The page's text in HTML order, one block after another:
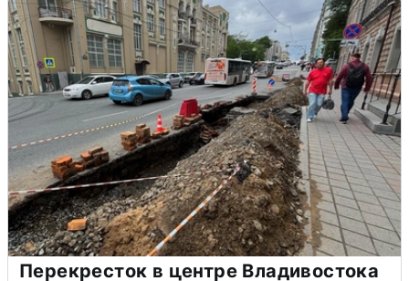
Перекресток в центре Владивостока